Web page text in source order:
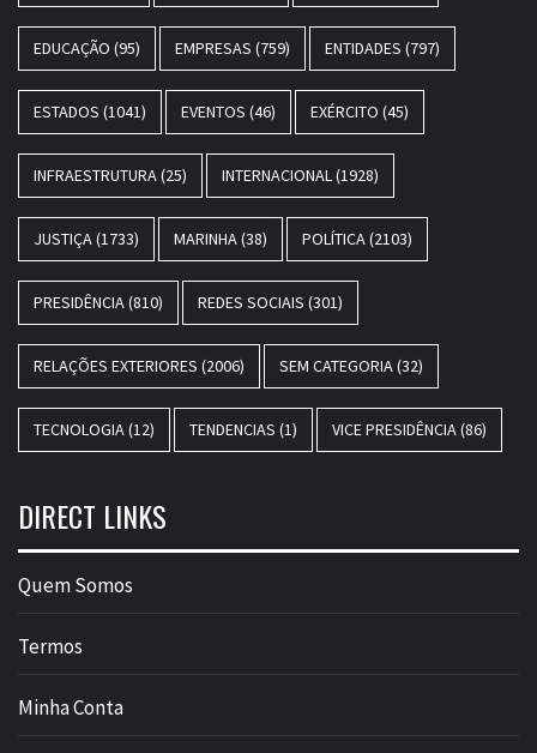
EDUCAÇÃO (95) EMPRESAS (759) ENTIDADES (797)
ESTADOS (1041) EVENTOS (46) EXÉRCITO (45)
INFRAESTRUTURA(25) INTERNACIONAL(1928)
JUSTIÇA(1733) MARINHA(38) POLÍTICA(2103)
PRESIDÊNCIA(810) REDES SOCIAIS (301)
RELAÇÕES EXTERIORES (2006) SEM CATEGORIA(32)
TECNOLOGIA(12) TENDENCIAS (1) VICE PRESIDÊNCIA(86)
DIRECT LINKS
Quem Somos
Termos
Minha Conta